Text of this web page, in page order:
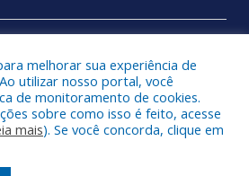
a Câmara Municipal de Santa
Bárbara do Pará.
melhorar sua experiência de
utilizar nosso portal, você
de monitoramento de cookies.
sobre como isso é feito, acesse
mais). Se você concorda, clique em